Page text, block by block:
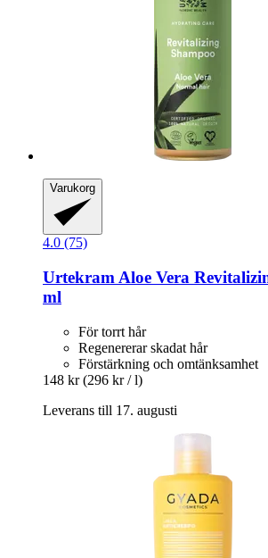
Varukorg
4.0 (75)
Urtekram Aloe Vera
ml
För torrt hår
Regenererar skadat hår
Förstärkning och omtänksamhet
148 kr (296 kr / l)
Leverans till 17. augusti